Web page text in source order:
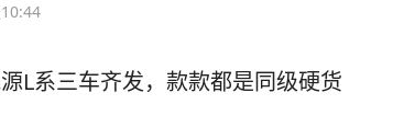
L系三车齐发，款款都是同级硬货